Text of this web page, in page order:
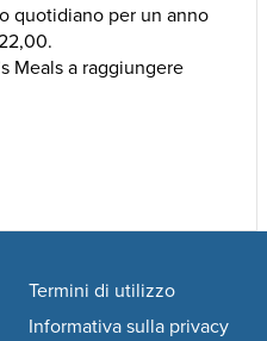
quotidiano per un anno
Meals a raggiungere
Termini di utilizzo
Informativa sulla privacy